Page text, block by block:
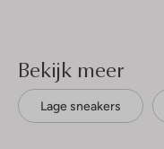
Bekijk meer
Lage sneakers